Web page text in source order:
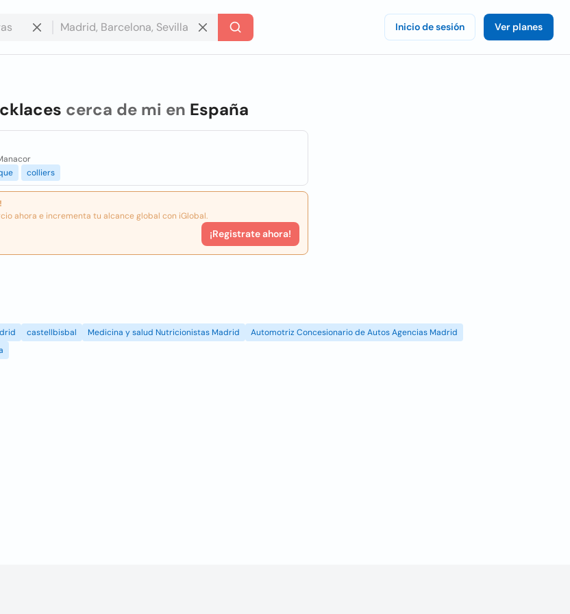
Inicio de sesión Ver planes
cerca de mi en España
colliers
ahora e incrementa tu alcance global con iGlobal.
¡Registrate ahora!
castellbisbal Medicina y salud Nutricionistas Madrid
Automotriz Concesionario de Autos Agencias Madrid